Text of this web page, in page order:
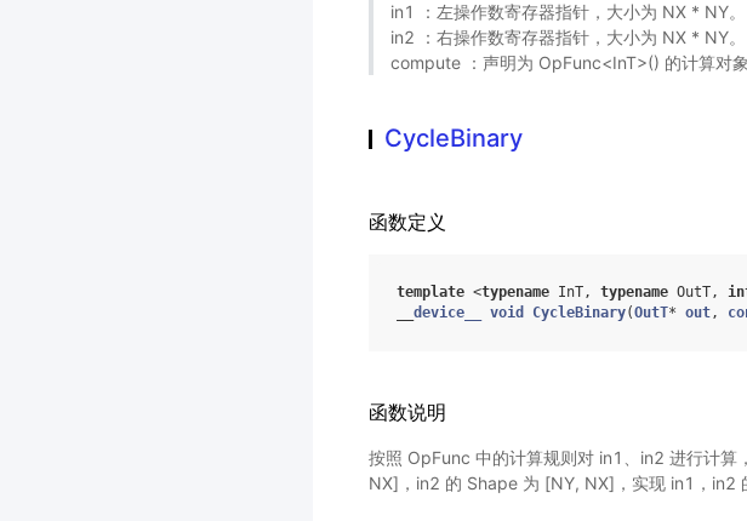
in1 ：左操作数寄存器指针，大小为 NX * NY。
in2 ：右操作数寄存器指针，大小为 NX * NY。
compute ：声明为 OpFunc<InT>() 的计算对象
CycleBinary
函数定义
template <typename InT, typename OutT,
device__ void CycleBinary(OutT* out,
函数说明
按照 OpFunc 中的计算规则对 in1、in2 进行计
NX]，in2 的 Shape 为 [NY, NX]，实现 in1，in2